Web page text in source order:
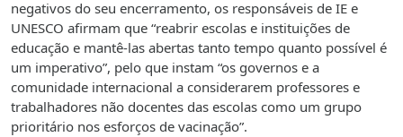
negativos do seu encerramento, os responsáveis de IE e
UNESCO afirmam que “reabrir escolas e instituições de
educação e mantê-las abertas tanto tempo quanto possível é
um imperativo”, pelo que instam “os governos e a
comunidade internacional a considerarem professores e
trabalhadores não docentes das escolas como um grupo
prioritário nos esforços de vacinação”.